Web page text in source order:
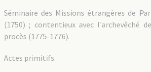
Séminaire des Missions étrangères de
(1750) ; contentieux avec l'archevêché
procès (1775-1776).
Actes primitifs.